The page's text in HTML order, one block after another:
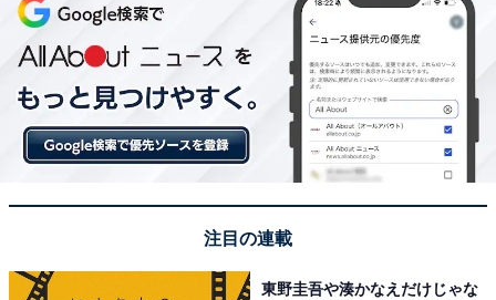
リー性があり、また、魅力的なキャラクター達が登場す
るし、ジャンプの王道的な夢や希望やワクワク感が詰ま
っているから選びました。あと、登場人物が発する言葉
は時に心に刺さり、人を勇気づけるからです」という声
がありました。
注目の連載
東野圭吾や湊かなえだけじゃな